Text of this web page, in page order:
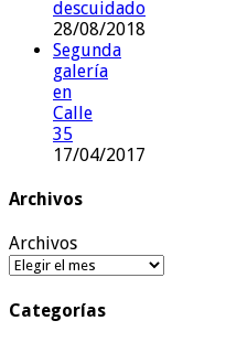
descuidado
28/08/2018
Segunda
galería
en
Calle
35
17/04/2017
Archivos
Archivos
Categorías